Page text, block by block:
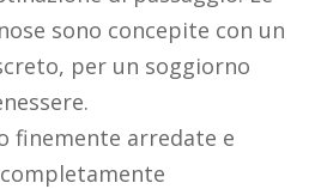
sono concepite con un
per un soggiorno
finemente arredate e